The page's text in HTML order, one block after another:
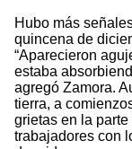
Hubo más
quincena de
“Aparecieron
estaba
agregó Zamora.
tierra, a
grietas en la
trabajadores con